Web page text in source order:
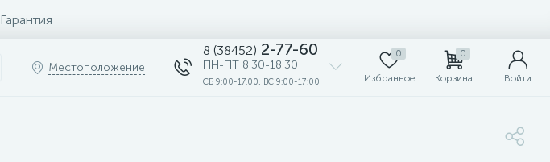
Гарантия
Местоположение
8 (38452) 2-77-60
ПН-ПТ 8:30-18:30
СБ 9:00-17.00, ВС 9:00-17:00
0
Избранное
0
Корзина Войти